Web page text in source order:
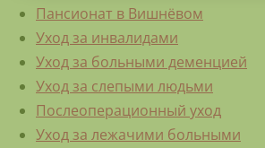
Пансионат в Вишнёвом
Уход за инвалидами
Уход за больными деменцией
Уход за слепыми людьми
Послеоперационный уход
Уход за лежачими больными